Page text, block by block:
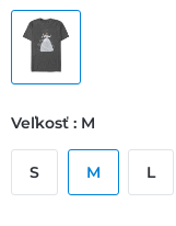
Veľkosť : M
S M L